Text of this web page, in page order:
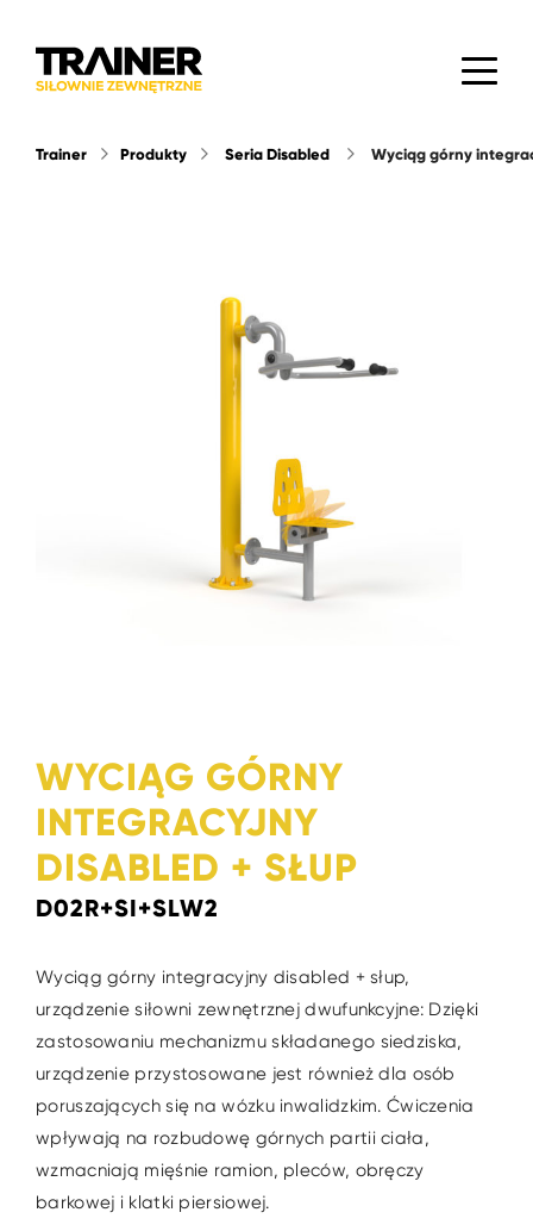
Trainer Produkty Seria Disabled wyciąg górny
WYCIĄG GÓRNY
INTEGRACYJNY
DISABLED + SŁUP
D02R+SI+SLW2
Wyciąg górny integracyjny disabled + słup,
urządzenie siłowni zewnętrznej dwufunkcyjne: Dzięki
zastosowaniu mechanizmu składanego siedziska,
urządzenie przystosowane jest również dla osób
poruszających się na wózku inwalidzkim. Ćwiczenia
wpływają na rozbudowę górnych partii ciała,
wzmacniają mięśnie ramion, pleców, obręczy
barkowej i klatki piersiowej.